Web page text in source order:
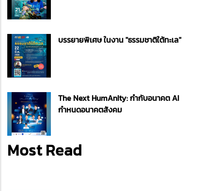
บรรยายพิเศษ ในงาน "ธรรมชาติใต้ทะเล"
The Next HumAnIty: กำกับอนาคต AI
กำหนดอนาคตสังคม
Most Read